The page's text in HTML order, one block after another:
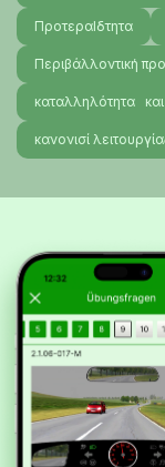
ΠροτεραΙδτητα
Περιβάλλοντική
καταλληλότητα
κανονισί